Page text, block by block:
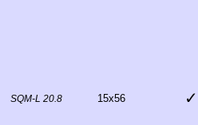
SQM-L 20.8 15x56 ✓